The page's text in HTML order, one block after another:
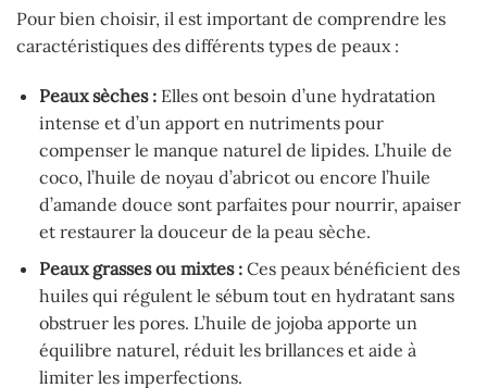
Pour bien choisir, il est important de comprendre les
caractéristiques des différents types de peaux :
Peaux sèches :Elles ont besoin d’une hydratation
intense et d’un apport en nutriments pour
compenser le manque naturel de lipides. L’huile de
coco, l’huile de noyau d’abricot ou encore l’huile
d’amande douce sont parfaites pour nourrir, apaiser
et restaurer la douceur de la peau sèche.
Peaux grasses ou mixtes :Ces peaux bénéficient des
huiles qui régulent le sébum tout en hydratant sans
obstruer les pores. L’huile de jojoba apporte un
équilibre naturel, réduit les brillances et aide à
limiter les imperfections.